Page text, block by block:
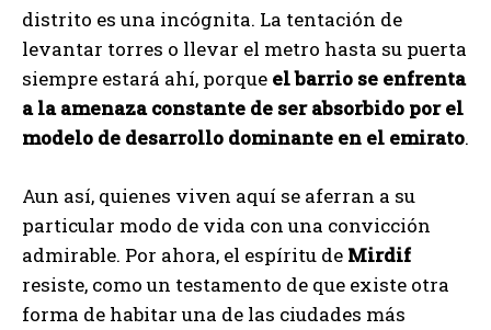
distrito es una incógnita. La tentación de
levantar torres o llevar el metro hasta su puerta
siempre estará ahí, porque el barrio se enfrenta
a la amenaza constante de ser absorbido por el
modelo de desarrollo dominante en el emirato.
Aun así, quienes viven aquí se aferran a su
particular modo de vida con una convicción
admirable. Por ahora, el espíritu de Mirdif
resiste, como un testamento de que existe otra
forma de habitar una de las ciudades más